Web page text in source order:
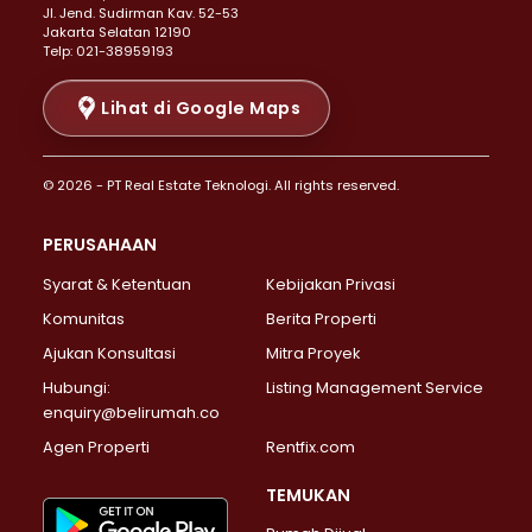
Properti Dijual di Senen >
Properti Dijual di Tanah Abang >
Properti Dijual di Cikini >
Properti Dijual di Kramat >
Properti Dijual di Pasar Baru >
Properti Dijual di Bendungan Hilir >
Properti Dijual di Jakarta Selatan >
Properti Dijual di Lebak Bulus >
Properti Dijual di Gandaria Selatan >
Properti Dijual di Pondok Labu >
Properti Dijual di Lenteng Agung >
Properti Dijual di Senayan >
Properti Dijual di Pondok Pinang >
Properti Dijual di Kebayoran Lama >
Properti Dijual di Kebayoran Baru >
JI. Jend. Sudirman Kav. 52-53
Jakarta Selatan 12190
Telp: 021-38959193
Lihat di Google Maps
© 2026 - PT Real Estate Teknologi. All rights reserved.
PERUSAHAAN
Syarat & Ketentuan
Kebijakan Privasi
Komunitas
Berita Properti
Ajukan Konsultasi
Mitra Proyek
Hubungi:
enquiry@belirumah.co
Listing Management Service
Agen Properti Rentfix.com
TEMUKAN